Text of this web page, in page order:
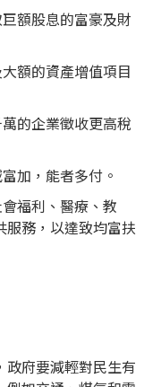
額股息的富豪及財
額的資產增值項目
的企業徵收更高稅
加，能者多付。
福利、醫療、教
服務，以達致均富扶
府要減輕對民生有